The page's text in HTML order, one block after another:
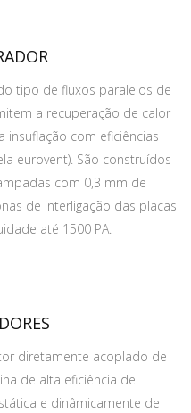
tipo de fluxos paralelos de
a recuperação de calor
insuflação com eficiências
eurovent). São construídos
com 0,3 mm de
de interligação das placas
até 1500 PA.
diretamente acoplado de
de alta eficiência de
e dinâmicamente de